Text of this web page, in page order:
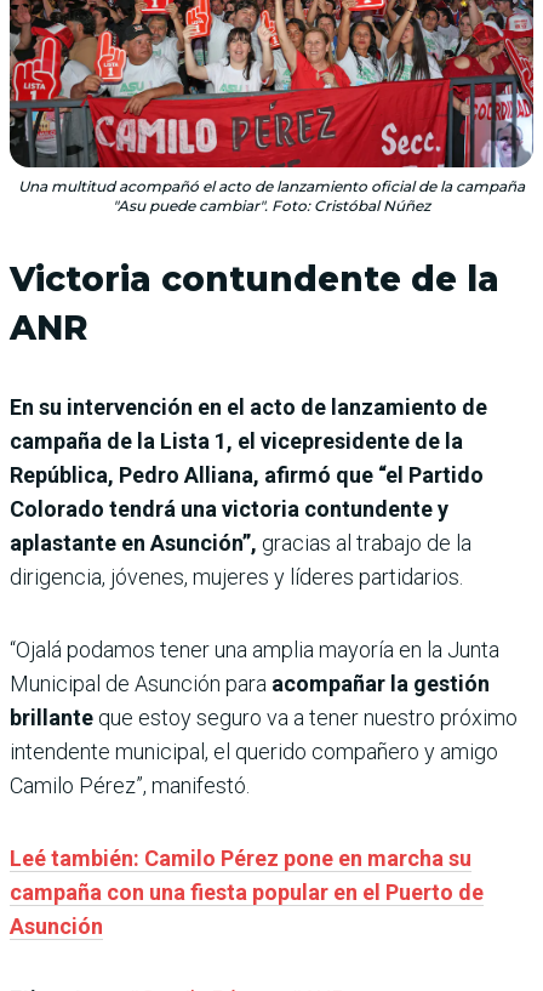
Una multitud acompañó el acto de lanzamiento oficial de la campaña
"Asu puede cambiar". Foto: Cristóbal Núñez
Victoria contundente de la
ANR
En su intervención en el acto de lanzamiento de
campaña de la Lista 1, el vicepresidente de la
República, Pedro Alliana, afirmó que “el Partido
Colorado tendrá una victoria contundente y
aplastante en Asunción”, gracias al trabajo de la
dirigencia, jóvenes, mujeres y líderes partidarios.
“Ojalá podamos tener una amplia mayoría en la Junta
Municipal de Asunción para acompañar la gestión
brillante que estoy seguro va a tener nuestro próximo
intendente municipal, el querido compañero y amigo
Camilo Pérez”, manifestó.
Leé también: Camilo Pérez pone en marcha su
campaña con una fiesta popular en el Puerto de
Asunción